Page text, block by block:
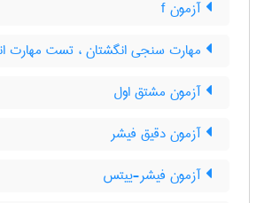
آزمون f
مهارت سنجی انگشتان ، تست مهارت
آزمون مشتق اول
آزمون دقیق فیشر
آزمون فیشر-ییتس